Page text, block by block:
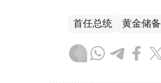
首任总统 黄金储备